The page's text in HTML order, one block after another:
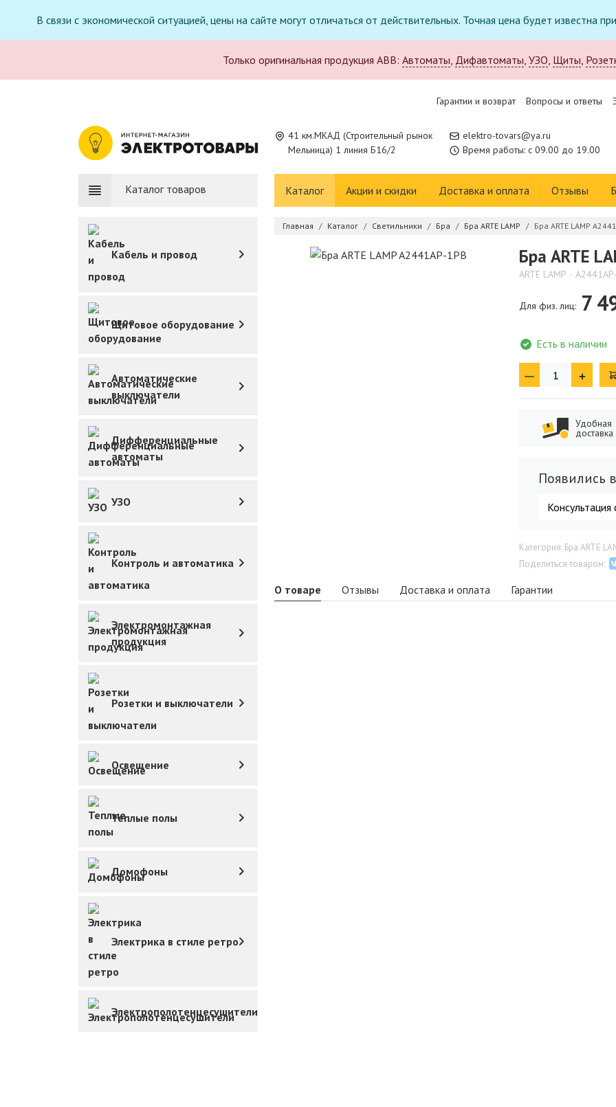
В связи с экономической ситуацией, цены на сайте могут отличаться от действительных. Точная цена будет
Только оригинальная продукция ABB: Автоматы, Дифавтоматы, УЗО, Щиты,
Гарантии и возврат Вопросы и ответы
41 км.МКАД (Строительный рынок
Мельница) 1 линия Б16/2
elektro-tovars@ya.ru
Время работы: с 09.00 до 19.00
Каталог товаров Каталог Акции и скидки Доставка и оплата Отзывы
Кабель и провод
Щитовое оборудование
Автоматические
выключатели
Дифференциальные
автоматы
УЗО
Контроль и автоматика
Электромонтажная
продукция
Розетки и выключатели
Освещение
Теплые полы
Домофоны
Электрика в стиле ретро
Электрополотенцесушители
Главная Каталог Светильники Бра Бра ARTE LAMP Бра ARTE LAMP
Бра ARTE
ARTE LAMP
Для физ. лиц: 7
Есть в наличии
Удобная
доставка
Появились
Консультация
Категория: Бра ARTE
Поделиться товаром:
О товаре Отзывы Доставка и оплата Гарантии